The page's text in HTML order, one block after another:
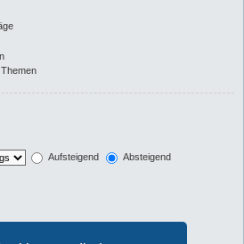
Aufsteigend
Absteigend